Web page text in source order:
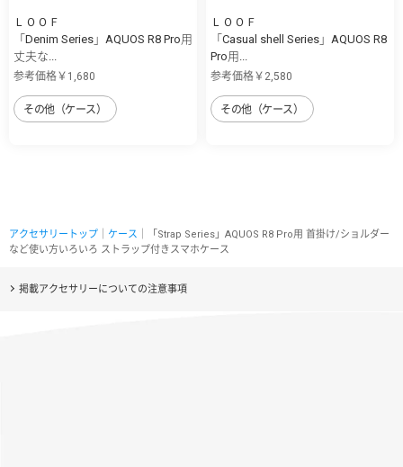
ＬＯＯＦ
「Denim Series」AQUOS R8 Pro用
丈夫な...
参考価格￥1,680
その他（ケース）
ＬＯＯＦ
「Casual shell Series」AQUOS R8
Pro用...
参考価格￥2,580
その他（ケース）
アクセサリートップ ケース ｜「Strap Series」AQUOS R8 Pro用 首掛け/ショルダー
など使い方いろいろ ストラップ付きスマホケース
掲載アクセサリーについての注意事項